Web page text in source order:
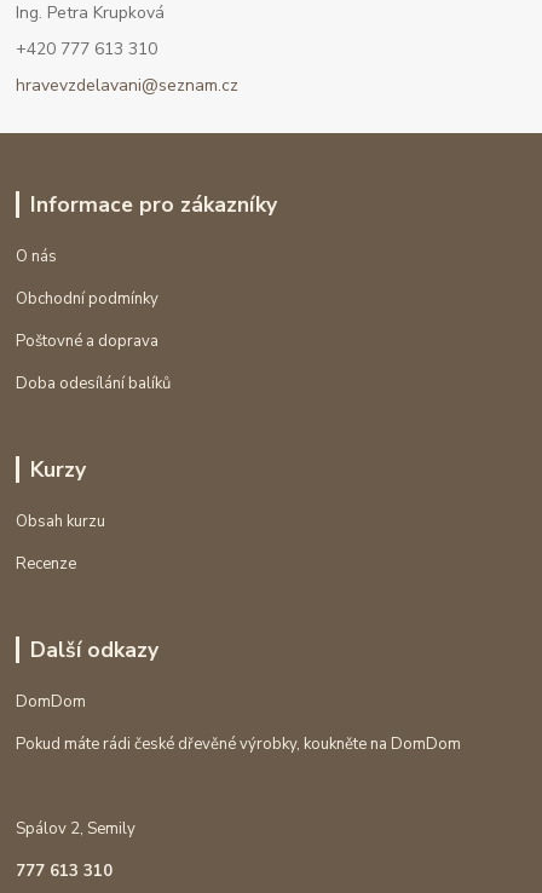
Ing. Petra Krupková
+420 777 613 310
hravevzdelavani@seznam.cz
Informace pro zákazníky
O nás
Obchodní podmínky
Poštovné a doprava
Doba odesílání balíků
Kurzy
Obsah kurzu
Recenze
Další odkazy
DomDom
Pokud máte rádi české dřevěné výrobky, koukněte na DomDom
Spálov 2, Semily
777 613 310